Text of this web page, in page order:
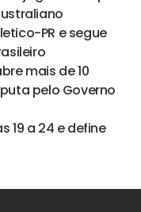
PR e segue
mais de 10
pelo Governo
19 a 24 e define